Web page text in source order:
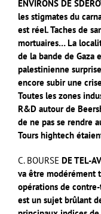
ENVIRONS DE
les stigmates du
est réel.Taches de
mortuaires… La
de la bande de Gaza
palestinienne
encore subir une
Toutes les zones
R&D autour de
de ne pas se rendre
Tours hightech
C. BOURSE DE TEL-
va être modérément
opérations de
est un sujet brûlant